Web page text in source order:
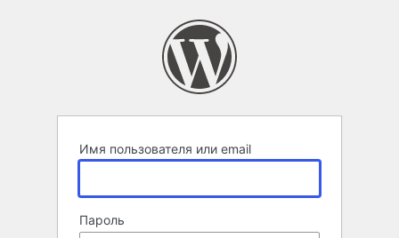
Имя пользователя или email
Пароль